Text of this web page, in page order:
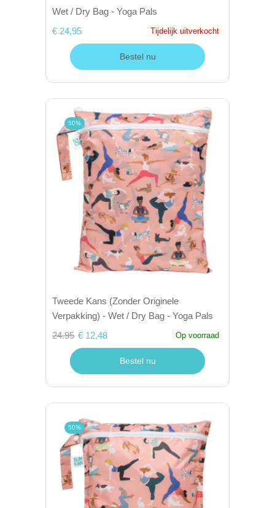
Wet / Dry Bag - Yoga Pals
€ 24,95
Tijdelijk uitverkocht
Bestel nu
50%
Tweede Kans (Zonder Originele
Verpakking) - Wet / Dry Bag - Yoga Pals
24.95 € 12,48 Op voorraad
Bestel nu
50%